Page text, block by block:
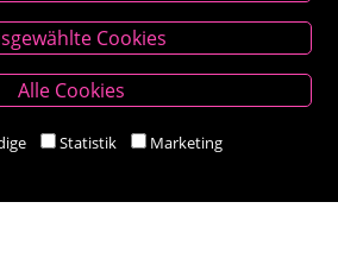
Kontakt
Besold Buch-Papier
14, 9300 St. Veit an der Glan
bestellung@besold.at
Cookies
Alle Cookies
Statistik Marketing